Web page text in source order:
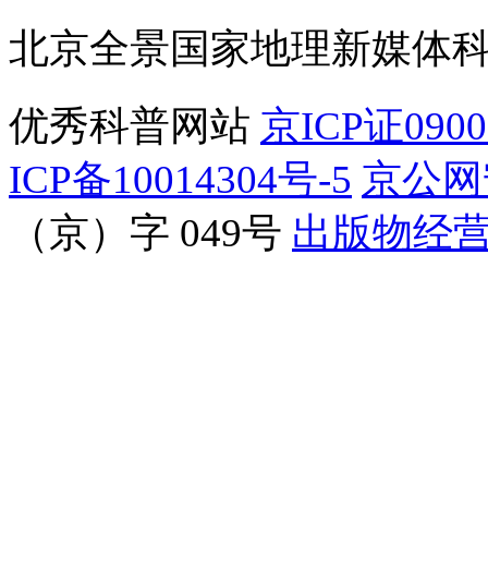
北京全景国家地理新媒体
优秀科普网站 京ICP证
ICP备10014304号-5 京公
（京）字 049号 出版物经